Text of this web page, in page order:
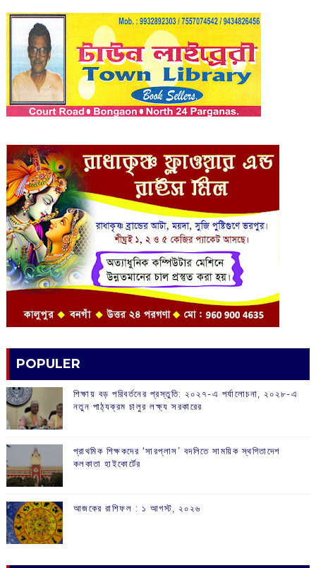
POPULER
শিক্ষায় বড় পরিবর্তনের প্রস্তুতি: ২০২৭-এ পর্যালোচনা, ২০২৮-এ
নতুন পাঠ্যক্রম চালুর লক্ষ্য সরকারের
প্রাথমিক শিক্ষকদের ‘সারপ্লাস’ বদলিতে সাময়িক স্থগিতাদেশ
কলকাতা হাইকোর্টের
আজকের রাশিফল :‌ ‌‌১ আগস্ট, ২০২৬